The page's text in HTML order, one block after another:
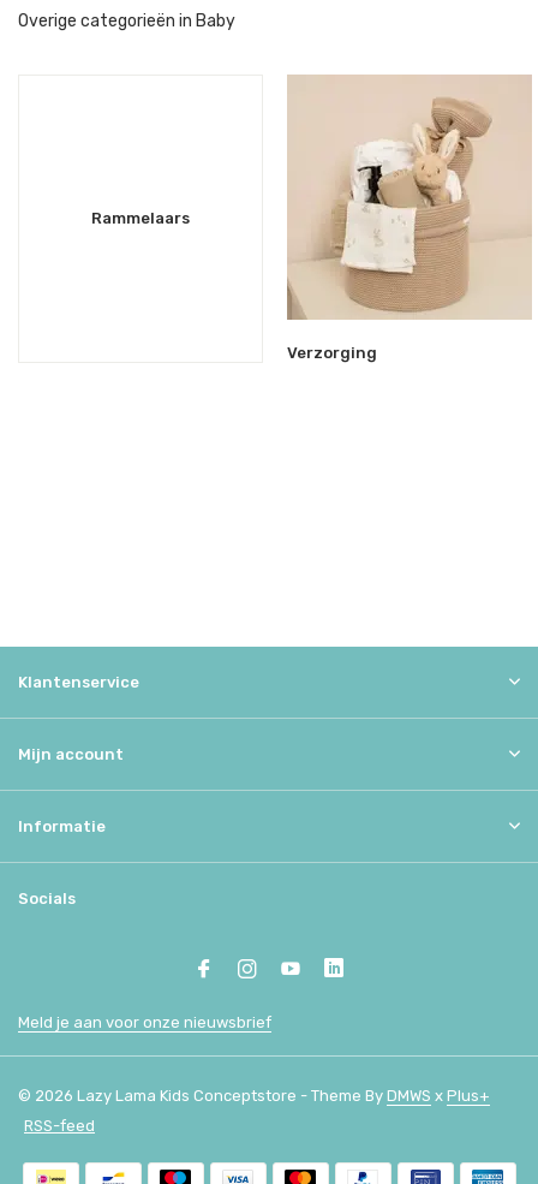
Overige categorieën in Baby
Rammelaars
Verzorging
Klantenservice
Mijn account
Informatie
Socials
Meld je aan voor onze nieuwsbrief
© 2026 Lazy Lama Kids Conceptstore - Theme By DMWS x Plus+
RSS-feed